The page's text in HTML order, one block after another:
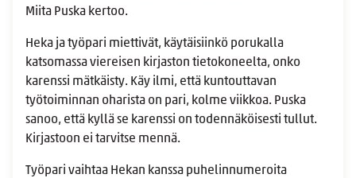
Miita Puska kertoo.
Heka ja työpari miettivät, käytäisiinkö porukalla
katsomassa viereisen kirjaston tietokoneelta, onko
karenssi mätkäisty. Käy ilmi, että kuntouttavan
työtoiminnan oharista on pari, kolme viikkoa. Puska
sanoo, että kyllä se karenssi on todennäköisesti tullut.
Kirjastoon ei tarvitse mennä.
Työpari vaihtaa Hekan kanssa puhelinnumeroita